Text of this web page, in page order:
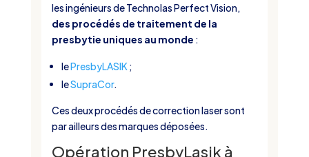
les ingénieurs de Technolas Perfect Vision,
des procédés de traitement de la
presbytie uniques au monde :
lePresbyLASIK;
leSupraCor.
Ces deux procédés de correction laser sont
par ailleurs des marques déposées.
Opération PresbyLasik à